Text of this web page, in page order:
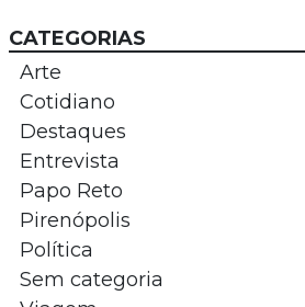
CATEGORIAS
Arte
Cotidiano
Destaques
Entrevista
Papo Reto
Pirenópolis
Política
Sem categoria